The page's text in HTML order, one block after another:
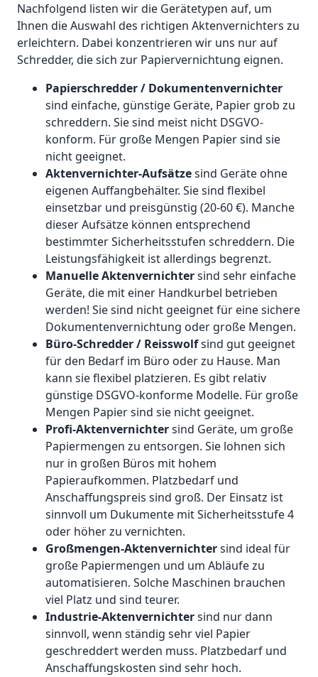
Nachfolgend listen wir die Gerätetypen auf, um
Ihnen die Auswahl des richtigen Aktenvernichters zu
erleichtern. Dabei konzentrieren wir uns nur auf
Schredder, die sich zur Papiervernichtung eignen.
Papierschredder / Dokumentenvernichter
sind einfache, günstige Geräte, Papier grob zu
schreddern. Sie sind meist nicht DSGVO-
konform. Für große Mengen Papier sind sie
nicht geeignet.
Aktenvernichter-Aufsätzesind Geräte ohne
eigenen Auffangbehälter. Sie sind flexibel
einsetzbar und preisgünstig (20-60 €). Manche
dieser Aufsätze können entsprechend
bestimmter Sicherheitsstufen schreddern. Die
Leistungsfähigkeit ist allerdings begrenzt.
Manuelle Aktenvernichtersind sehr einfache
Geräte, die mit einer Handkurbel betrieben
werden! Sie sind nicht geeignet für eine sichere
Dokumentenvernichtung oder große Mengen.
Büro-Schredder / Reisswolfsind gut geeignet
für den Bedarf im Büro oder zu Hause. Man
kann sie flexibel platzieren. Es gibt relativ
günstige DSGVO-konforme Modelle. Für große
Mengen Papier sind sie nicht geeignet.
Profi-Aktenvernichtersind Geräte, um große
Papiermengen zu entsorgen. Sie lohnen sich
nur in großen Büros mit hohem
Papieraufkommen. Platzbedarf und
Anschaffungspreis sind groß. Der Einsatz ist
sinnvoll um Dukumente mit Sicherheitsstufe 4
oder höher zu vernichten.
Großmengen-Aktenvernichtersind ideal für
große Papiermengen und um Abläufe zu
automatisieren. Solche Maschinen brauchen
viel Platz und sind teurer.
Industrie-Aktenvernichtersind nur dann
sinnvoll, wenn ständig sehr viel Papier
geschreddert werden muss. Platzbedarf und
Anschaffungskosten sind sehr hoch.